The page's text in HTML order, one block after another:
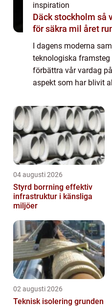
inspiration
Däck stockholm så väljer du rätt däck
för säkra mil året
I dagens moderna
teknologiska
förbättra vår vardag
aspekt som har blivit
04 augusti 2026
Styrd borrning effektiv
infrastruktur i känsliga
miljöer
02 augusti 2026
Teknisk isolering grunden